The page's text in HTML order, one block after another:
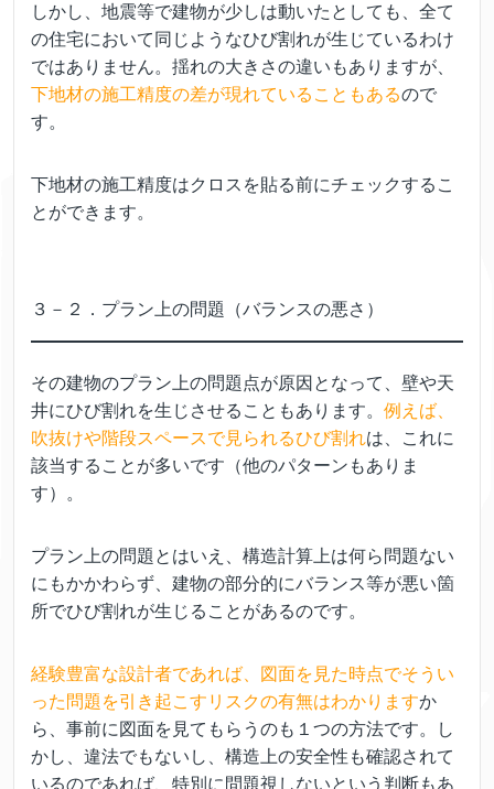
しかし、地震等で建物が少しは動いたとしても、全て
の住宅において同じようなひび割れが生じているわけ
ではありません。揺れの大きさの違いもありますが、
下地材の施工精度の差が現れていることもあるので
す。
下地材の施工精度はクロスを貼る前にチェックするこ
とができます。
３－２．プラン上の問題（バランスの悪さ）
その建物のプラン上の問題点が原因となって、壁や天
井にひび割れを生じさせることもあります。 例えば、
吹抜けや階段スペースで見られるひび割れは、これに
該当することが多いです（他のパターンもありま
す）。
プラン上の問題とはいえ、構造計算上は何ら問題ない
にもかかわらず、建物の部分的にバランス等が悪い箇
所でひび割れが生じることがあるのです。
経験豊富な設計者であれば、図面を見た時点でそうい
った問題を引き起こすリスクの有無はわかりますか
ら、事前に図面を見てもらうのも１つの方法です。し
かし、違法でもないし、構造上の安全性も確認されて
いるのであれば、特別に問題視しないという判断もあ